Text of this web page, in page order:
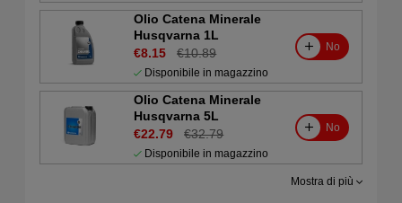
Olio Catena Minerale
Husqvarna 1L
€8.15
€10.89
Disponibile in magazzino
No
Olio Catena Minerale
Husqvarna 5L
€22.79
€32.79
Disponibile in magazzino
No
Mostra di più